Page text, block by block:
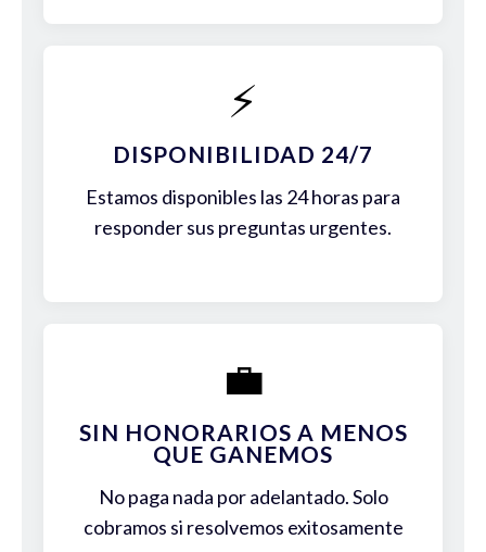
⚡
DISPONIBILIDAD 24/7
Estamos disponibles las 24 horas para
responder sus preguntas urgentes.
💼
SIN HONORARIOS A MENOS
QUE GANEMOS
No paga nada por adelantado. Solo
cobramos si resolvemos exitosamente